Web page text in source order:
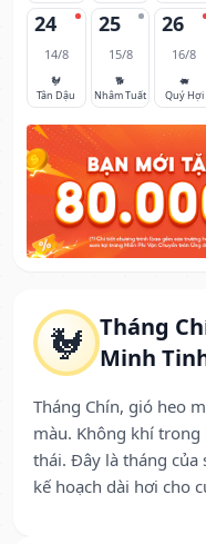
🐓 Tháng
Minh
Tháng Chín, gió heo
màu. Không khí
thái. Đây là tháng của
kế hoạch dài hơi cho
24
14/8
🐓
Tân Dậu
25
15/8
🐕
Nhâm Tuất
26
16/8
🐖
Quý Hợi